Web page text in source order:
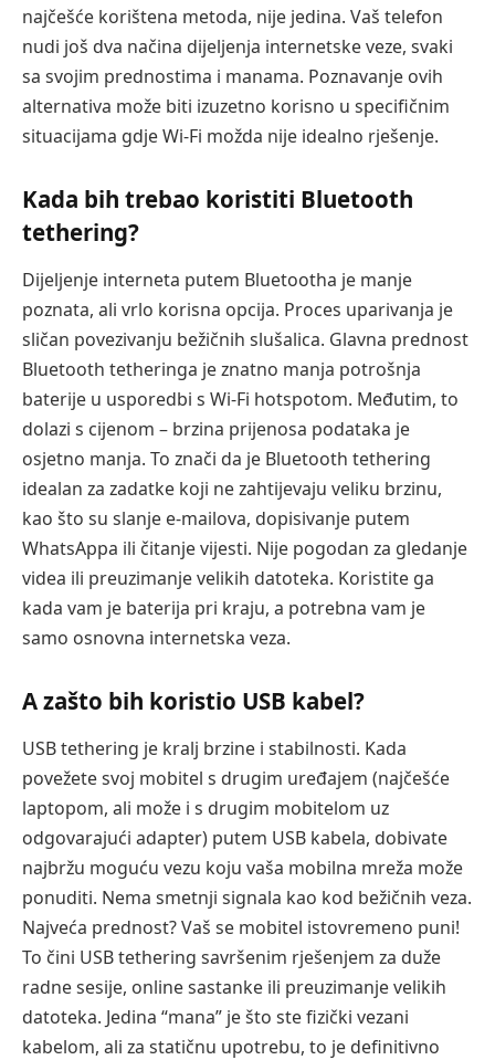
najčešće korištena metoda, nije jedina. Vaš telefon
nudi još dva načina dijeljenja internetske veze, svaki
sa svojim prednostima i manama. Poznavanje ovih
alternativa može biti izuzetno korisno u specifičnim
situacijama gdje Wi-Fi možda nije idealno rješenje.
Kada bih trebao koristiti Bluetooth
tethering?
Dijeljenje interneta putem Bluetootha je manje
poznata, ali vrlo korisna opcija. Proces uparivanja je
sličan povezivanju bežičnih slušalica. Glavna prednost
Bluetooth tetheringa je znatno manja potrošnja
baterije u usporedbi s Wi-Fi hotspotom. Međutim, to
dolazi s cijenom – brzina prijenosa podataka je
osjetno manja. To znači da je Bluetooth tethering
idealan za zadatke koji ne zahtijevaju veliku brzinu,
kao što su slanje e-mailova, dopisivanje putem
WhatsAppa ili čitanje vijesti. Nije pogodan za gledanje
videa ili preuzimanje velikih datoteka. Koristite ga
kada vam je baterija pri kraju, a potrebna vam je
samo osnovna internetska veza.
A zašto bih koristio USB kabel?
USB tethering je kralj brzine i stabilnosti. Kada
povežete svoj mobitel s drugim uređajem (najčešće
laptopom, ali može i s drugim mobitelom uz
odgovarajući adapter) putem USB kabela, dobivate
najbržu moguću vezu koju vaša mobilna mreža može
ponuditi. Nema smetnji signala kao kod bežičnih veza.
Najveća prednost? Vaš se mobitel istovremeno puni!
To čini USB tethering savršenim rješenjem za duže
radne sesije, online sastanke ili preuzimanje velikih
datoteka. Jedina “mana” je što ste fizički vezani
kabelom, ali za statičnu upotrebu, to je definitivno